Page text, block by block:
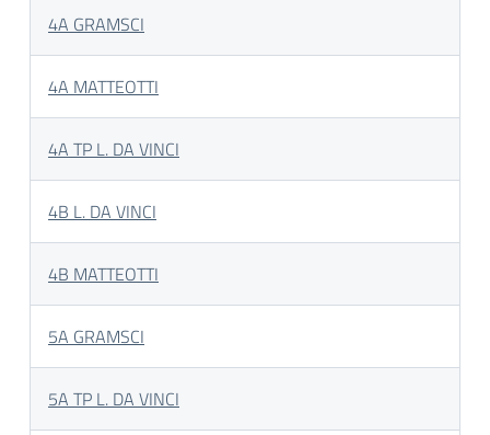
4A GRAMSCI
4A MATTEOTTI
4A TP L. DA VINCI
4B L. DA VINCI
4B MATTEOTTI
5A GRAMSCI
5A TP L. DA VINCI